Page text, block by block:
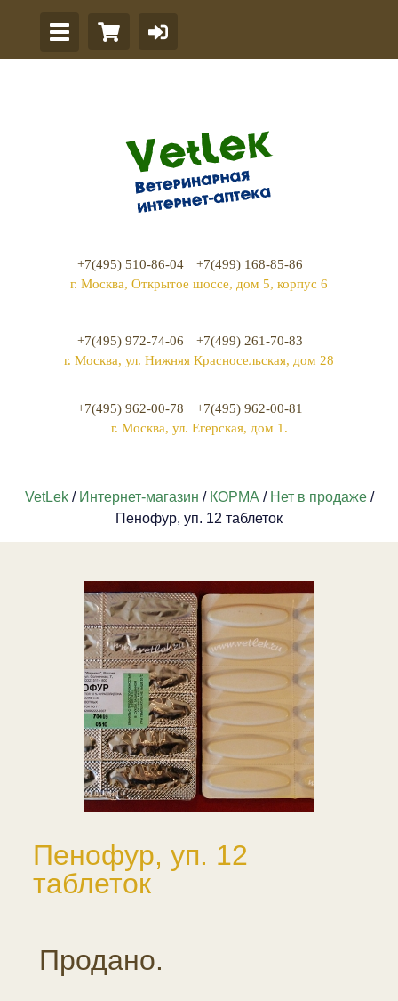
+7(495) 510-86-04
+7(499) 168-85-86
г. Москва, Открытое шоссе, дом 5, корпус 6
+7(495) 972-74-06
+7(499) 261-70-83
г. Москва, ул. Нижняя Красносельская, дом 28
+7(495) 962-00-78
+7(495) 962-00-81
г. Москва, ул. Егерская, дом 1.
VetLek/ Интернет-магазин / КОРМА / Нет в продаже/
Пенофур, уп. 12 таблеток
Пенофур, уп. 12
таблеток
Продано.